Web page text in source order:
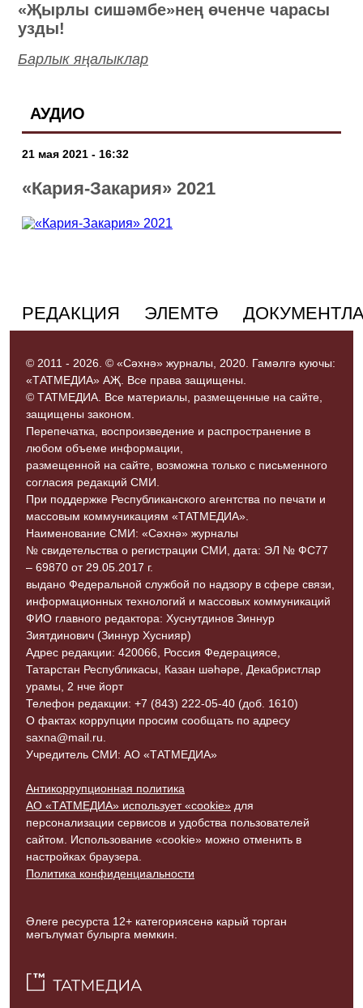
«Җырлы сишәмбе»нең өченче чарасы
узды!
Барлык яңалыклар
АУДИО
21 мая 2021 - 16:32
«Кария-Закария» 2021
РЕДАКЦИЯ ЭЛЕМТӘ
© 2011 - 2026. © «Сәхнә» журналы, 2020. Гамәлгә куючы:
«ТАТМЕДИА» АҖ. Все права защищены.
© ТАТМЕДИА. Все материалы, размещенные на сайте,
защищены законом.
Перепечатка, воспроизведение и распространение в
любом объеме информации,
размещенной на сайте, возможна только с письменного
согласия редакций СМИ.
При поддержке Республиканского агентства по печати и
массовым коммуникациям «ТАТМЕДИА».
Наименование СМИ: «Сәхнә» журналы
№ свидетельства о регистрации СМИ, дата: ЭЛ № ФС77
– 69870 от 29.05.2017 г.
выдано Федеральной службой по надзору в сфере связи,
информационных технологий и массовых коммуникаций
ФИО главного редактора: Хуснутдинов Зиннур
Зиятдинович (Зиннур Хуснияр)
Адрес редакции: 420066, Россия Федерациясе,
Татарстан Республикасы, Казан шәһәре, Декабристлар
урамы, 2 нче йорт
Телефон редакции: +7 (843) 222-05-40 (доб. 1610)
О фактах коррупции просим сообщать по адресу
saxna@mail.ru.
Учредитель СМИ: АО «ТАТМЕДИА»
Антикоррупционная политика
АО «ТАТМЕДИА» использует «cookie» для
персонализации сервисов и удобства пользователей
сайтом. Использование «cookie» можно отменить в
настройках браузера.
Политика конфиденциальности
Әлеге ресурста 12+ категориясенә карый торган
мәгълүмат булырга мөмкин.